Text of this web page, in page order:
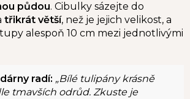
půdou. Cibulky sázejte do
třikrát větší, než je jejich velikost, a
alespoň 10 cm mezi jednotlivými
radí: „Bílé tulipány krásně
tmavších odrůd. Zkuste je